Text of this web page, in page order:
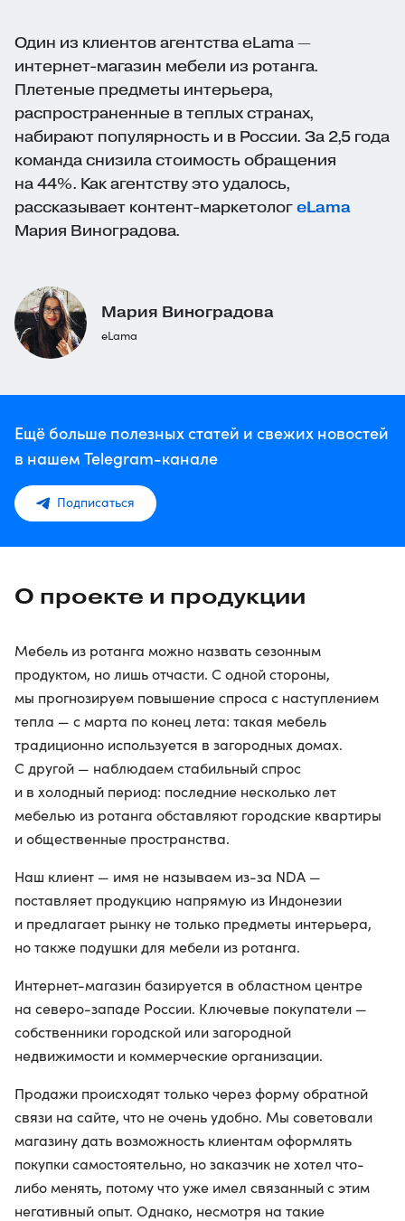
Один из клиентов агентства eLama —
интернет-магазин мебели из ротанга.
Плетеные предметы интерьера,
распространенные в теплых странах,
набирают популярность и в России. За 2,5 года
команда снизила стоимость обращения
на 44%. Как агентству это удалось,
рассказывает контент-маркетолог eLama
Мария Виноградова.
Мария Виноградова
eLama
Ещё больше полезных статей и свежих новостей
в нашем Telegram-канале
Подписаться
О проекте и продукции
Мебель из ротанга можно назвать сезонным
продуктом, но лишь отчасти. С одной стороны,
мы прогнозируем повышение спроса с наступлением
тепла — с марта по конец лета: такая мебель
традиционно используется в загородных домах.
С другой — наблюдаем стабильный спрос
и в холодный период: последние несколько лет
мебелью из ротанга обставляют городские квартиры
и общественные пространства.
Наш клиент — имя не называем из-за NDA —
поставляет продукцию напрямую из Индонезии
и предлагает рынку не только предметы интерьера,
но также подушки для мебели из ротанга.
Интернет-магазин базируется в областном центре
на северо-западе России. Ключевые покупатели —
собственники городской или загородной
недвижимости и коммерческие организации.
Продажи происходят только через форму обратной
связи на сайте, что не очень удобно. Мы советовали
магазину дать возможность клиентам оформлять
покупки самостоятельно, но заказчик не хотел что-
либо менять, потому что уже имел связанный с этим
негативный опыт. Однако, несмотря на такие